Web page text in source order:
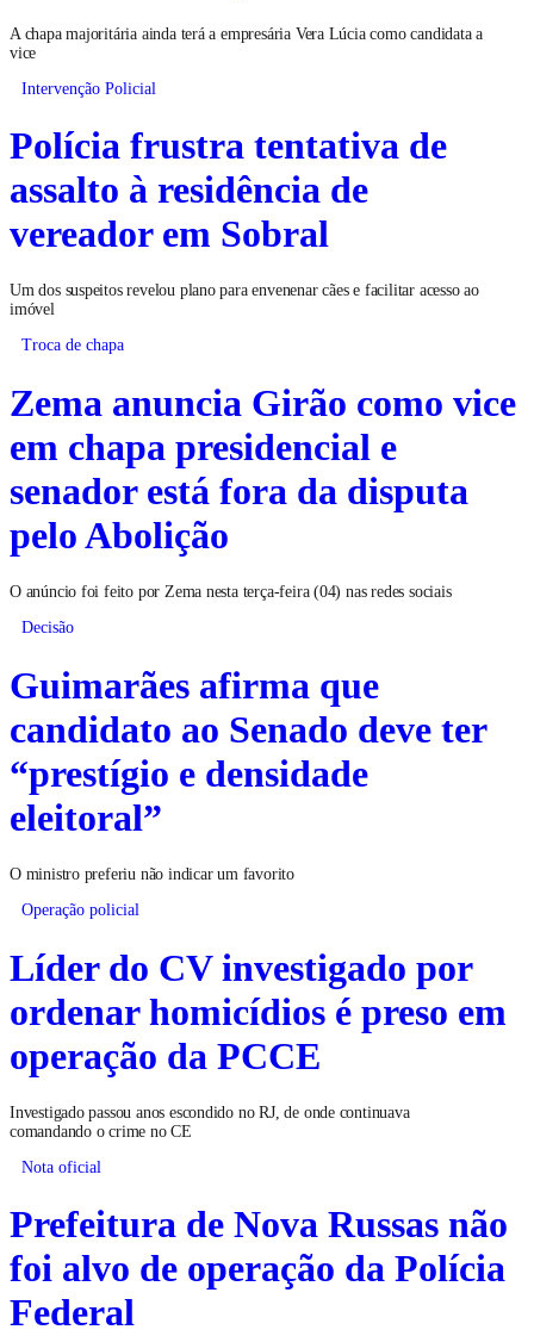
A chapa majoritária ainda terá a empresária Vera Lúcia como candidata a
vice
Intervenção Policial
Polícia frustra tentativa de
assalto à residência de
vereador em Sobral
Um dos suspeitos revelou plano para envenenar cães e facilitar acesso ao
imóvel
Troca de chapa
Zema anuncia Girão como vice
em chapa presidencial e
senador está fora da disputa
pelo Abolição
O anúncio foi feito por Zema nesta terça-feira (04) nas redes sociais
Decisão
Guimarães afirma que
candidato ao Senado deve ter
“prestígio e densidade
eleitoral”
O ministro preferiu não indicar um favorito
Operação policial
Líder do CV investigado por
ordenar homicídios é preso em
operação da PCCE
Investigado passou anos escondido no RJ, de onde continuava
comandando o crime no CE
Nota oficial
Prefeitura de Nova Russas não
foi alvo de operação da Polícia
Federal